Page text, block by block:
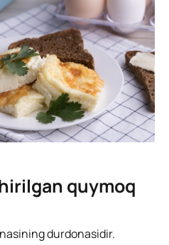
quymoq
durdonasidir.